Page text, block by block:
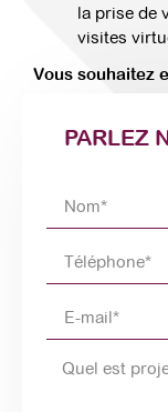
la prise de
visites
Vous souhaitez
PARLEZ